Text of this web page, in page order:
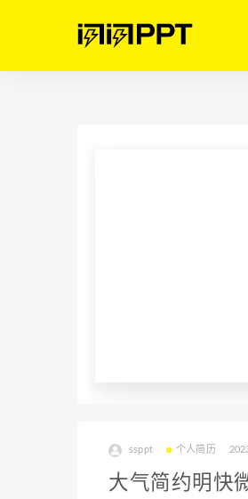
ssppt 个人简历
大气简约明快